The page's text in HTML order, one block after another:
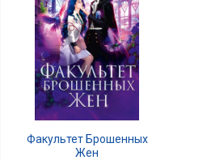
Факультет Брошенных
Жен